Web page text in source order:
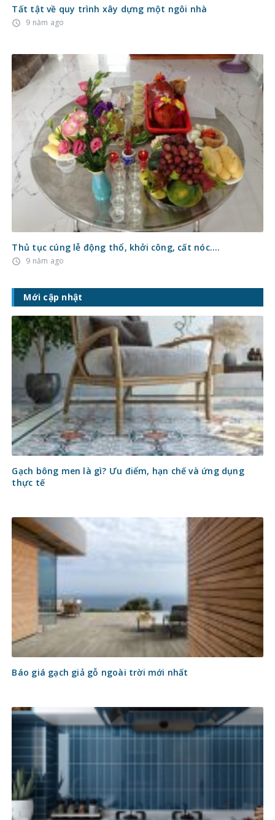
Tất tật về quy trình xây dựng một ngôi nhà
access_time 9 năm ago
Thủ tục cúng lễ động thổ, khởi công, cất nóc….
access_time 9 năm ago
Mới cập nhật
Gạch bông men là gì? Ưu điểm, hạn chế và ứng dụng
thực tế
Báo giá gạch giả gỗ ngoài trời mới nhất